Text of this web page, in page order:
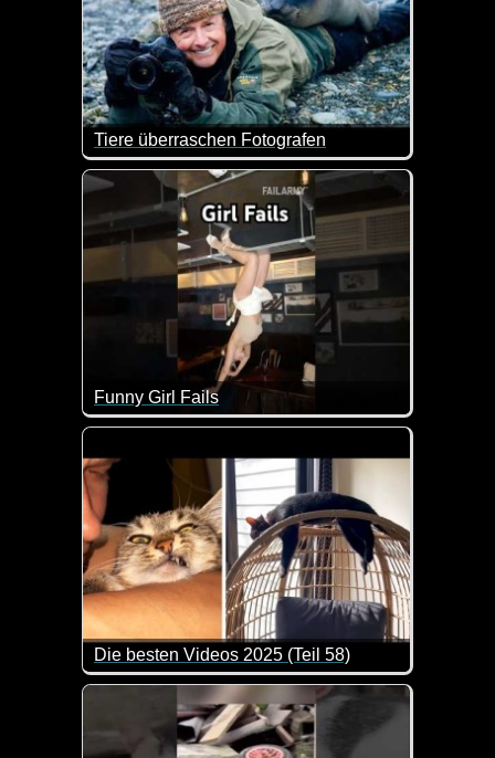
Tiere überraschen Fotografen
Als Tierfotograf erlebt man so manche lustige
Funny Girl Fails
Diesen Mädels passieren kleinere oder größere
Die besten Videos 2025 (Teil 58)
Eine tolle Zusammenstellung von lustigen